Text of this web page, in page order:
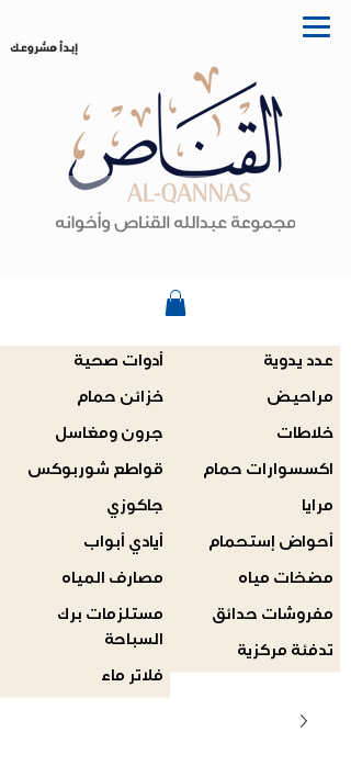
إبدأ مشروعك
أدوات صحية
خزائن حمام
جرون ومغاسل
قواطع شوربوكس
جاكوزي
أيادي أبواب
مصارف المياه
مستلزمات برك
السباحة
فلاتر ماء
عدد يدوية
مراحيض
خلاطات
اكسسوارات حمام
مرايا
أحواض إستحمام
مضخات مياه
مفروشات حدائق
تدفئة مركزية